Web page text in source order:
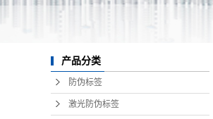
产品分类
防伪标签
激光防伪标签